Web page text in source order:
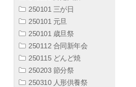
250101 三が日
250101 元旦
250101 歳旦祭
250112 合同新年会
250115 どんど焼
250203 節分祭
250310 人形供養祭